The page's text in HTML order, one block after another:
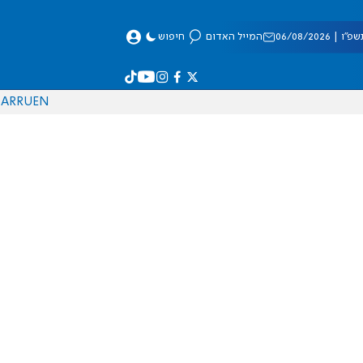
08/2026 המייל האדום חיפוש
EN
RU
AR